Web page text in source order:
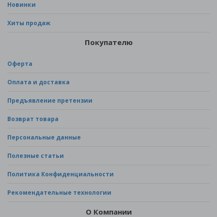
Новинки
Хиты продаж
Покупателю
Оферта
Оплата и доставка
Предъявление претензии
Возврат товара
Персональные данные
Полезные статьи
Политика Конфиденциальности
Рекомендательные технологии
О Компании